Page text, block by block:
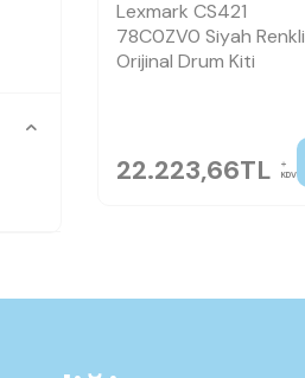
Lexmark CS421
78C0ZV0 Siyah Renkli
Orijinal Drum Kiti
22.223,66TL KDV